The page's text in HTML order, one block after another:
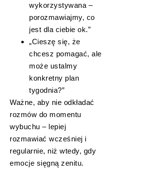
wykorzystywana –
porozmawiajmy, co
jest dla ciebie ok.”
„Cieszę się, że
chcesz pomagać, ale
może ustalmy
konkretny plan
tygodnia?”
Ważne, aby nie odkładać
rozmów do momentu
wybuchu – lepiej
rozmawiać wcześniej i
regularnie, niż wtedy, gdy
emocje sięgną zenitu.